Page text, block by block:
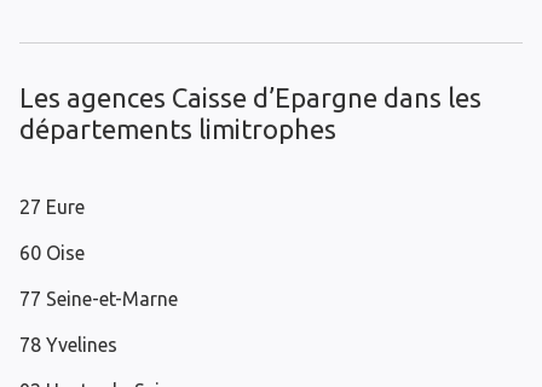
Les agences Caisse d’Epargne dans les
départements limitrophes
27 Eure
60 Oise
77 Seine-et-Marne
78 Yvelines